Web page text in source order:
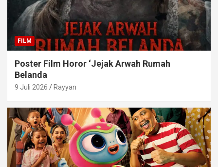
FILM
Poster Film Horor ‘Jejak Arwah Rumah
Belanda
9 Juli 2026 Rayyan